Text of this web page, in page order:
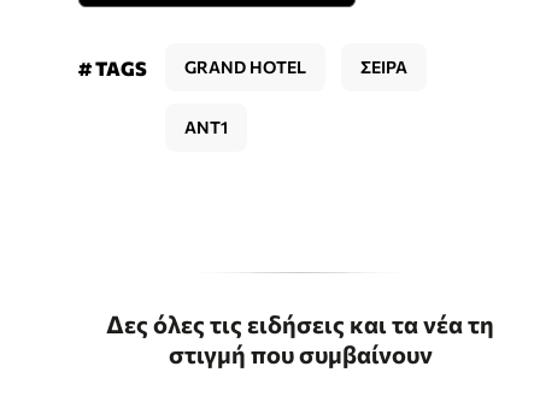
# TAGS GRAND HOTEL ΣΕΙΡΑ
ΑΝΤ1
Δες όλες τις ειδήσεις και τα νέα τη
στιγμή που συμβαίνουν